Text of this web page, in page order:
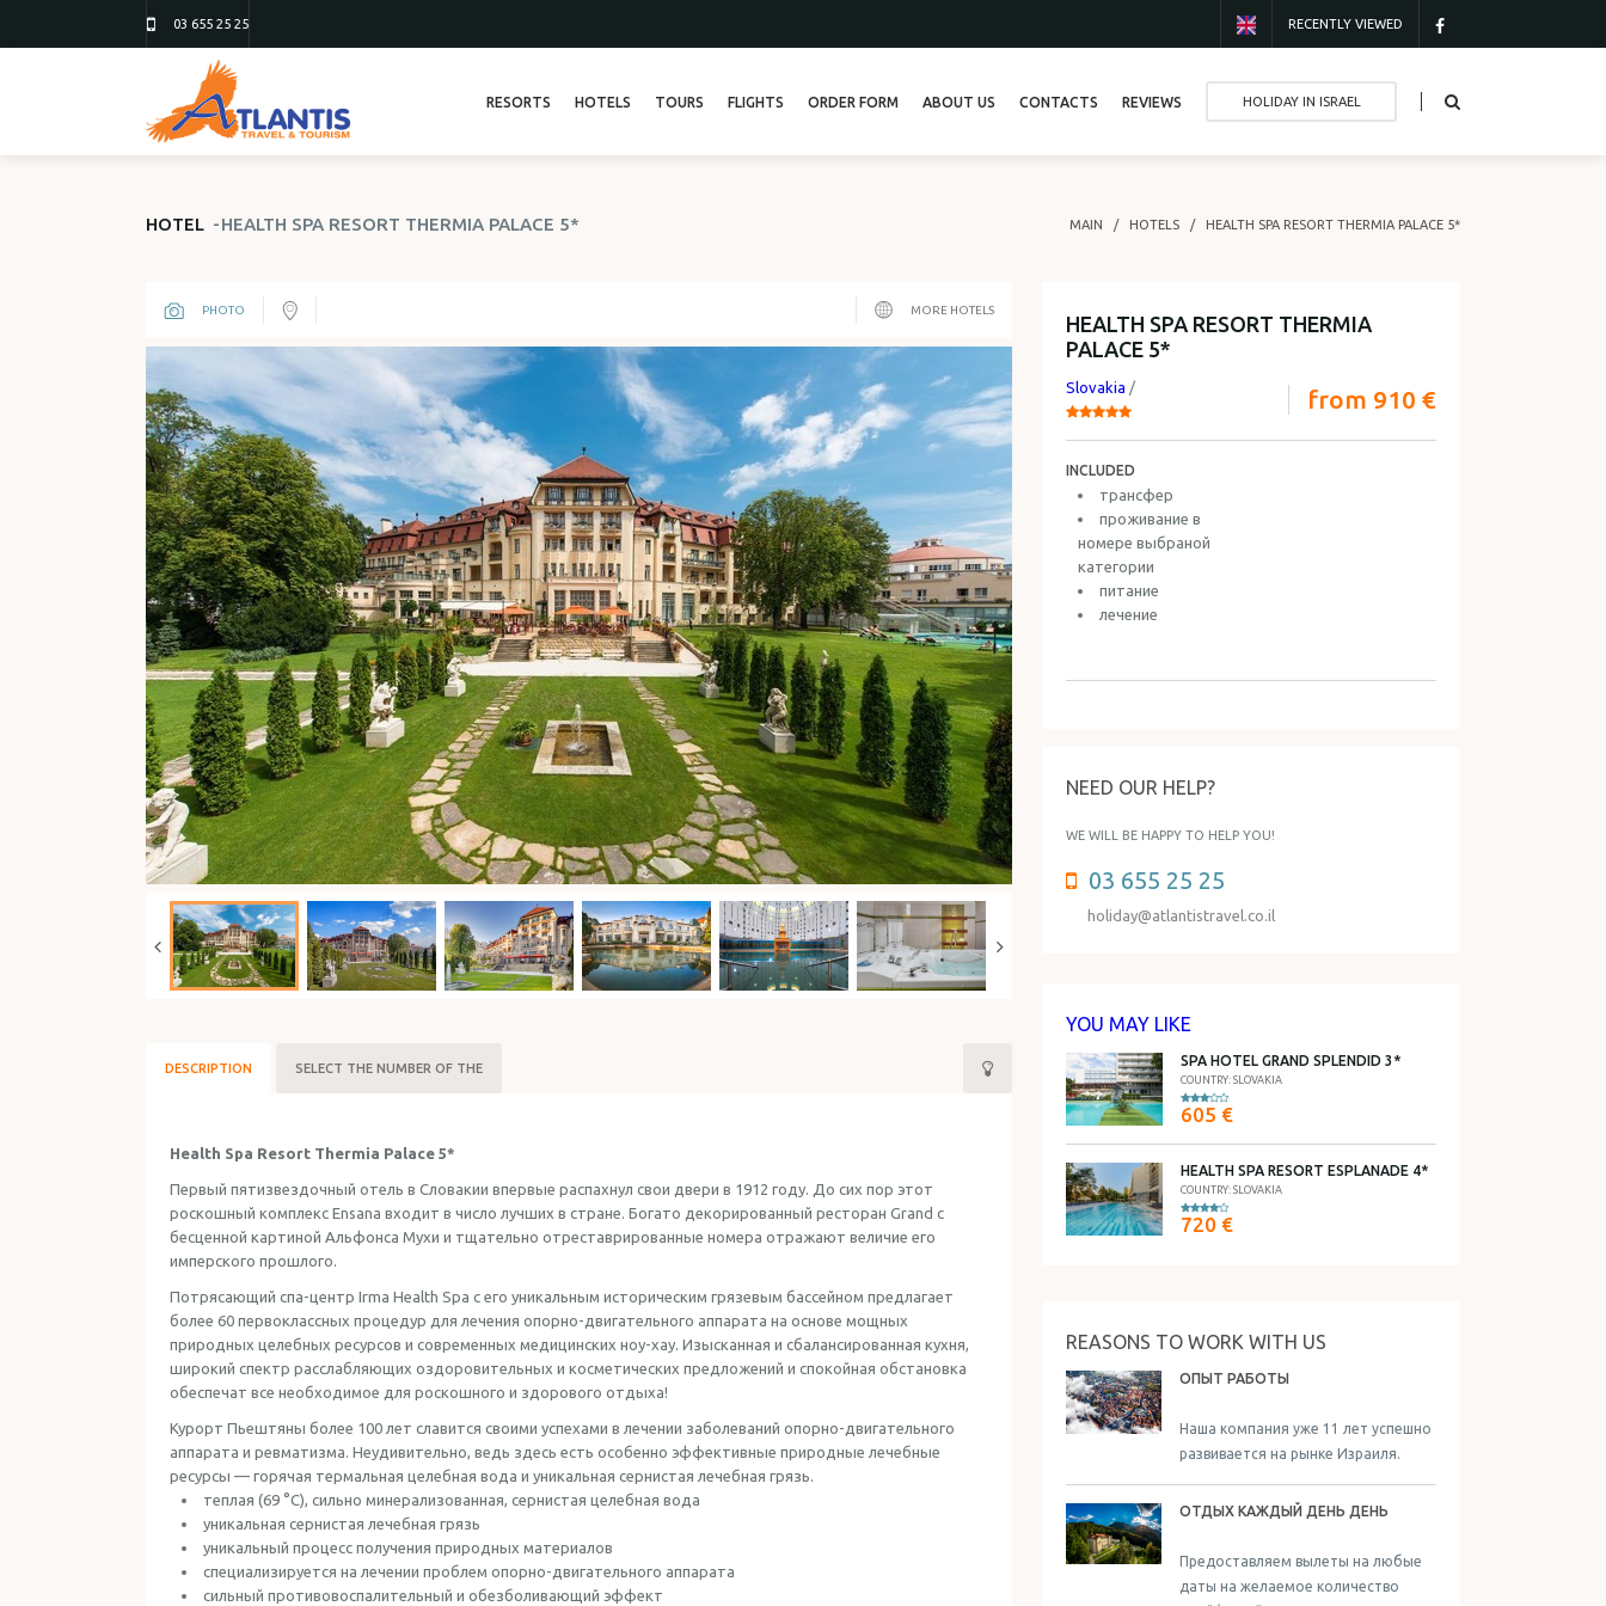
03 655 25 25 RECENTLY VIEWED
RESORTS HOTELS TOURS FLIGHTS ORDER FORM ABOUT US CONTACTS REVIEWS HOLIDAY IN ISRAEL
HOTEL HEALTH SPA RESORT THERMIA PALACE 5* MAIN HOTELS HEALTH SPA RESORT THERMIA PALACE 5*
PHOTO MORE HOTELS
DESCRIPTION SELECT THE NUMBER OF THE
Health Spa Resort Thermia Palace 5*
Первый пятизвездочный отель в Словакии впервые распахнул свои двери в 1912 году. До сих пор этот
роскошный комплекс Ensana входит в число лучших в стране. Богато декорированный ресторан Grand с
бесценной картиной Альфонса Мухи и тщательно отреставрированные номера ​​​​​​отражают величие его
имперского прошлого.
Потрясающий спа-центр Irma Health Spa с его уникальным историческим грязевым бассейном предлагает
более 60 первоклассных процедур для лечения опорно-двигательного аппарата на основе мощных
природных целебных ресурсов и современных медицинских ноу-хау. Изысканная и сбалансированная кухня,
широкий спектр расслабляющих оздоровительных и косметических предложений и спокойная обстановка
обеспечат все необходимое для роскошного и здорового отдыха!
Курорт Пьештяны более 100 лет славится своими успехами в лечении заболеваний опорно-двигательного
аппарата и ревматизма. Неудивительно, ведь здесь есть особенно эффективные природные лечебные
ресурсы — горячая термальная целебная вода и уникальная сернистая лечебная грязь.
теплая (69 °C), сильно минерализованная, сернистая целебная вода
уникальная сернистая лечебная грязь
уникальный процесс получения природных материалов
специализируется на лечении проблем опорно-двигательного аппарата
сильный противовоспалительный и обезболивающий эффект
HEALTH SPA RESORT THERMIA
PALACE 5*
Slovakia / from 910 €
INCLUDED
трансфер
проживание в
номере выбраной
категории
питание
лечение
NEED OUR HELP?
WE WILL BE HAPPY TO HELP YOU!
03 655 25 25
holiday@atlantistravel.co.il
YOU MAY LIKE
SPA HOTEL GRAND SPLENDID 3*
COUNTRY: SLOVAKIA
605 €
HEALTH SPA RESORT ESPLANADE 4*
COUNTRY: SLOVAKIA
720 €
REASONS TO WORK WITH US
ОПЫТ РАБОТЫ
Наша компания уже 11 лет успешно
развивается на рынке Израиля.
ОТДЫХ КАЖДЫЙ ДЕНЬ ДЕНЬ
Предоставляем вылеты на любые
даты на желаемое количество